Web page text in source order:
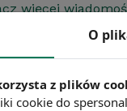
więcej
O
z plików
cookie do